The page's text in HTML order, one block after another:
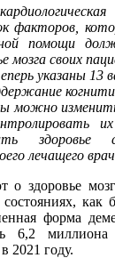
факторов,
помощи
мозга своих
указаны 13
можно
здоровье
лечащего
о здоровье
как
форма
6,2
2021 году.